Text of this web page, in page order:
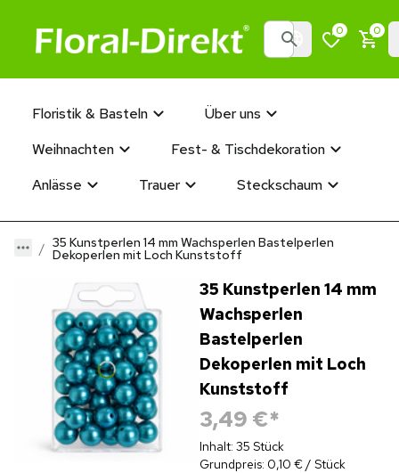
0 0
Floristik & Basteln
Über uns
Weihnachten
Fest- & Tischdekoration
Anlässe
Trauer Steckschaum
35 Kunstperlen 14 mm Wachsperlen Bastelperlen
Dekoperlen mit Loch Kunststoff
35 Kunstperlen 14 mm
Wachsperlen
Bastelperlen
Dekoperlen mit Loch
Kunststoff
3,49 €*
Inhalt: 35 Stück
Grundpreis: 0,10 € / Stück